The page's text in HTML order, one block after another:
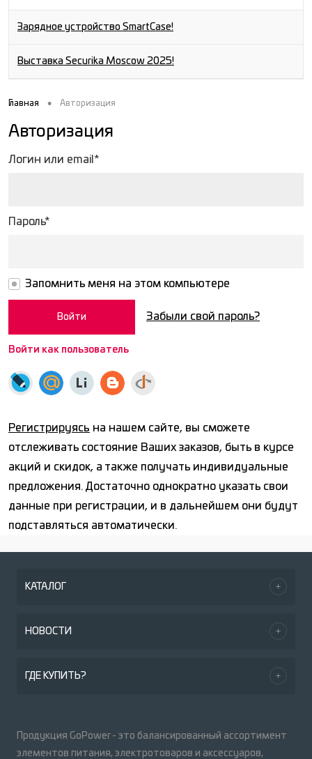
Зарядное устройство SmartCase!
Выставка Securika Moscow 2025!
Главная • Авторизация
Авторизация
Логин или email*
Пароль*
Запомнить меня на этом компьютере
Забыли свой пароль?
Войти как пользователь
Регистрируясь на нашем сайте, вы сможете
отслеживать состояние Ваших заказов, быть в курсе
акций и скидок, а также получать индивидуальные
предложения. Достаточно однократно указать свои
данные при регистрации, и в дальнейшем они будут
подставляться автоматически.
КАТАЛОГ
НОВОСТИ
ГДЕ КУПИТЬ?
Продукция GoPower - это балансированный ассортимент
элементов питания, электротоваров и аксессуаров,